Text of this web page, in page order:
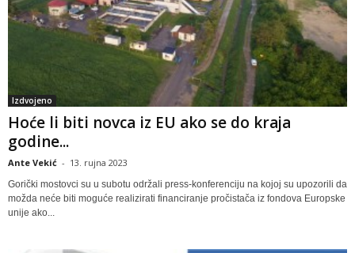
Izdvojeno
Hoće li biti novca iz EU ako se do kraja
godine...
Ante Vekić - 13. rujna 2023
Gorički mostovci su u subotu održali press-konferenciju na kojoj su upozorili da
možda neće biti moguće realizirati financiranje pročistača iz fondova Europske
unije ako...